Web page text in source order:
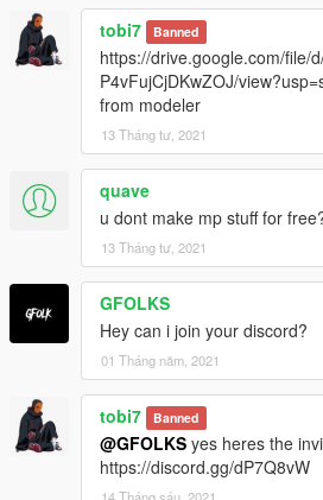
tobi7 Banned
https://drive.google.com/file/
P4vFujCjDKwZOJ/
from modeler
13 Tháng tư, 2021
quave
u dont make mp stuff for
13 Tháng tư, 2021
GFOLKS
Hey can i join your discord?
01 Tháng năm, 2021
tobi7 Banned
@GFOLKS yes heres the
https://discord.gg/dP7Q8vW